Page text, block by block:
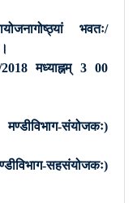
भवतः/
मध्याह्नम् 3 00
संयोजकः)
सहसंयोजकः)